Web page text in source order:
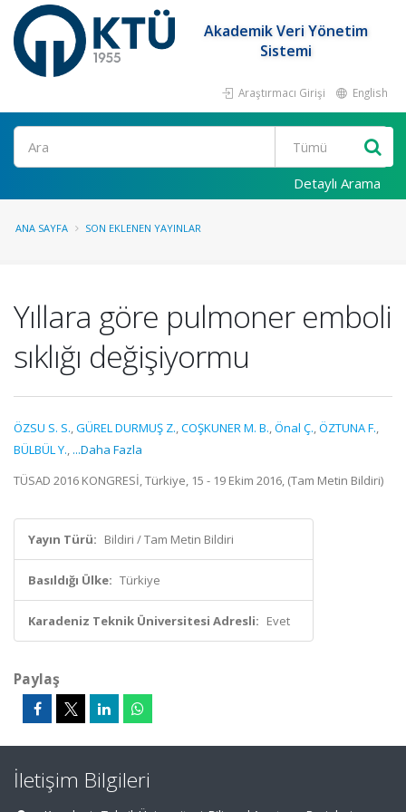
Akademik Veri Yönetim
Sistemi
Araştırmacı Girişi English
Ara
Detaylı Arama
ANA SAYFA SON EKLENEN YAYINLAR
Yıllara göre pulmoner emboli
sıklığı değişiyormu
ÖZSU S. S.,GÜREL DURMUŞ Z.,COŞKUNER M. B.,Önal Ç.,ÖZTUNA F.,
BÜLBÜL Y., ...Daha Fazla
TÜSAD 2016 KONGRESİ, Türkiye, 15 - 19 Ekim 2016, (Tam Metin Bildiri)
Yayın Türü: Bildiri / Tam Metin Bildiri
Basıldığı Ülke: Türkiye
Karadeniz Teknik Üniversitesi Adresli: Evet
Paylaş
İletişim Bilgileri